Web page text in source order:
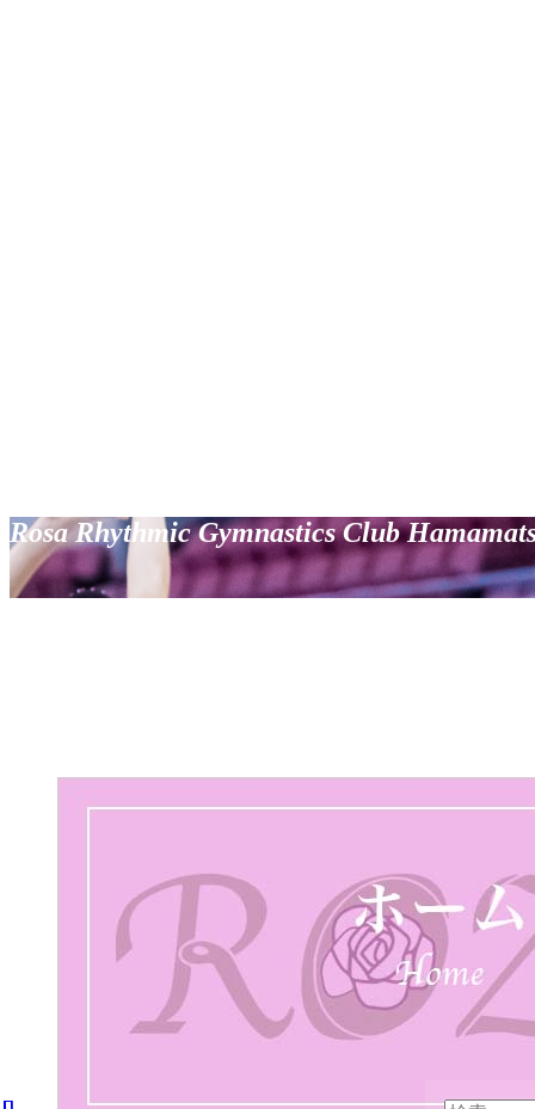
Rosa Rhythmic Gymnastics Club